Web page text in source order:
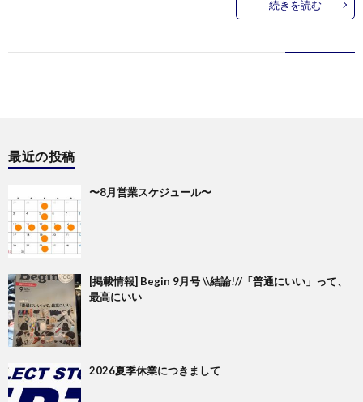
続きを読む
最近の投稿
〜8月営業スケジュール〜
[掲載情報] Begin 9月号 \\結論!//「普通にいい」って、
最高にいい
2026夏季休業につきまして